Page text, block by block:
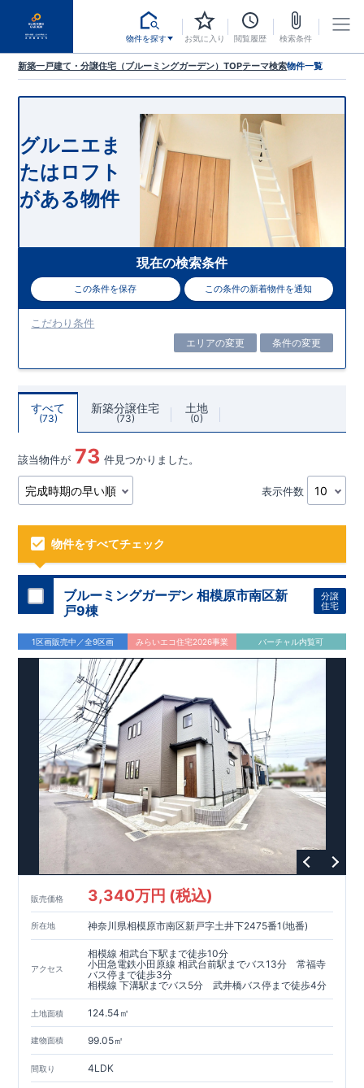
物件を探す お気に入り 閲覧履歴 検索条件
新築一戸建て・分譲住宅（ブルーミングガーデン）TOPテーマ検索物件一覧
グルニエま
たはロフト
がある物件
現在の検索条件
この条件を保存 この条件の新着物件を通知
こだわり条件
エリアの変更 条件の変更
すべて
73
新築分譲住宅
73
土地
0
該当物件が 73 件見つかりました。
表示件数
物件をすべてチェック
ブルーミングガーデン 相模原市南区新
戸9棟
分譲
住宅
1区画販売中／全9区画 みらいエコ住宅2026事業 バーチャル内覧可
販売価格 3,340万円 (税込)
所在地 神奈川県相模原市南区新戸字土井下2475番1(地番)
アクセス
相模線 相武台下駅まで徒歩10分
小田急電鉄小田原線 相武台前駅までバス13分 常福寺
バス停まで徒歩3分
相模線 下溝駅までバス5分 武井橋バス停まで徒歩4分
土地面積 124.54㎡
建物面積 99.05㎡
間取り 4LDK